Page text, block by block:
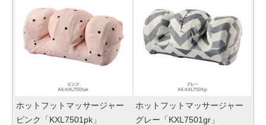
ホットフットマッサージャー
ピンク「KXL7501pk」
ホットフットマッサージャー
グレー「KXL7501gr」